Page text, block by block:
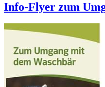
Info-Flyer zum